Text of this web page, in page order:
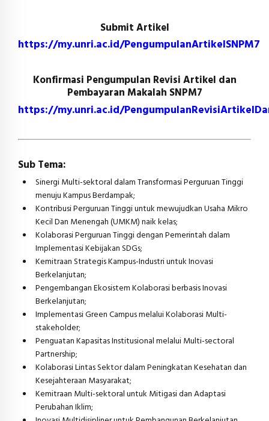
Submit Artikel
https://my.unri.ac.id/PengumpulanArtikelSNPM7
Konfirmasi Pengumpulan Revisi Artikel dan
Pembayaran Makalah SNPM7
https://my.unri.ac.id/
Sub Tema:
Sinergi Multi-sektoral dalam Transformasi Perguruan Tinggi
menuju Kampus Berdampak;
Kontribusi Perguruan Tinggi untuk mewujudkan Usaha Mikro
Kecil Dan Menengah (UMKM) naik kelas;
Kolaborasi Perguruan Tinggi dengan Pemerintah dalam
Implementasi Kebijakan SDGs;
Kemitraan Strategis Kampus-Industri untuk Inovasi
Berkelanjutan;
Pengembangan Ekosistem Kolaborasi berbasis Inovasi
Berkelanjutan;
Implementasi Green Campus melalui Kolaborasi Multi-
stakeholder;
Penguatan Kapasitas Institusional melalui Multi-sectoral
Partnership;
Kolaborasi Lintas Sektor dalam Peningkatan Kesehatan dan
Kesejahteraan Masyarakat;
Kemitraan Multi-sektoral untuk Mitigasi dan Adaptasi
Perubahan Iklim;